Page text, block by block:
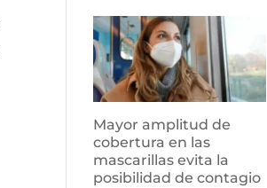
Mayor amplitud de
cobertura en las
mascarillas evita la
posibilidad de contagio